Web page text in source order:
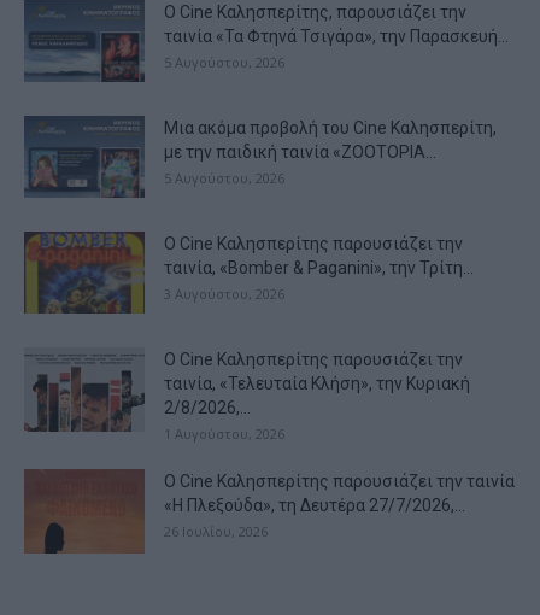
Ο Cine Καλησπερίτης, παρουσιάζει την
ταινία «Τα Φτηνά Τσιγάρα», την Παρασκευή...
5 Αυγούστου, 2026
Μια ακόμα προβολή του Cine Καλησπερίτη,
με την παιδική ταινία «ZOOTOPIA...
5 Αυγούστου, 2026
Ο Cine Καλησπερίτης παρουσιάζει την
ταινία, «Bomber & Paganini», την Τρίτη...
3 Αυγούστου, 2026
Ο Cine Καλησπερίτης παρουσιάζει την
ταινία, «Τελευταία Κλήση», την Κυριακή
2/8/2026,...
1 Αυγούστου, 2026
Ο Cine Καλησπερίτης παρουσιάζει την ταινία
«Η Πλεξούδα», τη Δευτέρα 27/7/2026,...
26 Ιουλίου, 2026